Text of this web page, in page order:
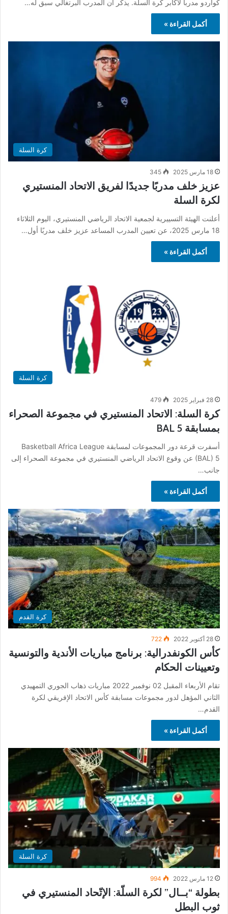
كواردو مدربا لاكابر كرة السلة. يذكر أن المدرب البرتغالي سبق له…
أكمل القراءة »
كرة السلة
18 مارس 2025 345
عزيز خلف مدربًا جديدًا لفريق الاتحاد المنستيري
لكرة السلة
أعلنت الهيئة التسييرية لجمعية الاتحاد الرياضي المنستيري، اليوم الثلاثاء
18 مارس 2025، عن تعيين المدرب المساعد عزيز خلف مدربًا أول…
أكمل القراءة »
كرة السلة
28 فبراير 2025 479
كرة السلة: الاتحاد المنستيري في مجموعة الصحراء
بمسابقة BAL 5
أسفرت قرعة دور المجموعات لمسابقة Basketball Africa League
(BAL) 5 عن وقوع الاتحاد الرياضي المنستيري في مجموعة الصحراء إلى
جانب…
أكمل القراءة »
كرة القدم
28 أكتوبر 2022 722
كأس الكونفدرالية: برنامج مباريات الأندية والتونسية
وتعيينات الحكام
تقام الأربعاء المقبل 02 نوفمبر 2022 مباريات ذهاب الجوري التمهيدي
الثاني المؤهل لدور مجموعات مسابقة كأس الاتحاد الإفريقي لكرة
القدم…
أكمل القراءة »
كرة السلة
12 مارس 2022 994
بطولة “بــال” لكرة السلّة: الإتّحاد المنستيري في
ثوب البطل